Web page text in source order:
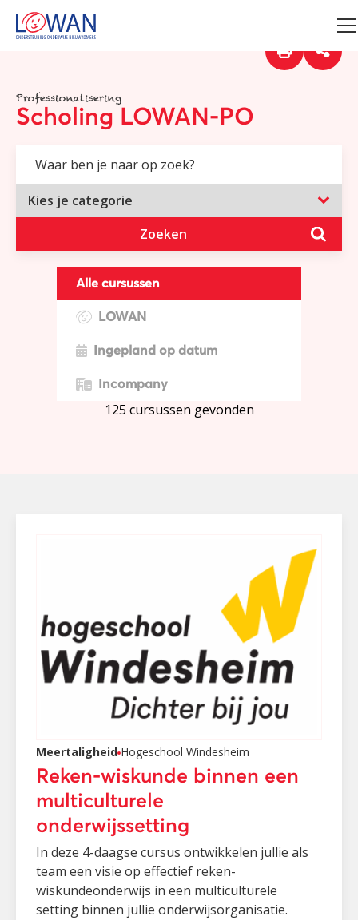
Professionalisering
Scholing LOWAN-PO
Zoeken
Alle cursussen
LOWAN
Ingepland op datum
Incompany
125 cursussen gevonden
Meertaligheid Hogeschool Windesheim
Reken-wiskunde binnen een
multiculturele
onderwijssetting
In deze 4-daagse cursus ontwikkelen jullie als
team een visie op effectief reken-
wiskundeonderwijs in een multiculturele
setting binnen jullie onderwijsorganisatie.